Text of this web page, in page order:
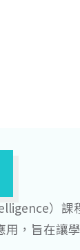
）課
，旨在讓